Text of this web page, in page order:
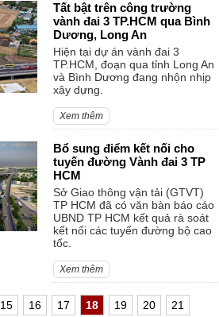
Tất bật trên công trường
vành đai 3 TP.HCM qua Bình
Dương, Long An
Hiện tại dự án vành đai 3
TP.HCM, đoạn qua tỉnh Long An
và Bình Dương đang nhộn nhịp
xây dựng.
Xem thêm
Bổ sung điểm kết nối cho
tuyến đường Vành đai 3 TP
HCM
Sở Giao thông vận tải (GTVT)
TP HCM đã có văn bàn báo cáo
UBND TP HCM kết quả rà soát
kết nối các tuyến đường bộ cao
tốc.
Xem thêm
15 16 17 18 19 20 21